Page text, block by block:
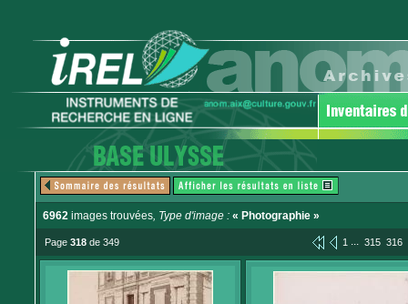
6962 images trouvées, Type d'image : « Photographie »
Page 318 de 349 1 ... 315 316